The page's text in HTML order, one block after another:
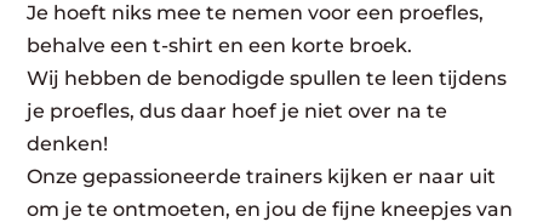
Je hoeft niks mee te nemen voor een proefles,
behalve een t-shirt en een korte broek.
Wij hebben de benodigde spullen te leen tijdens
je proefles, dus daar hoef je niet over na te
denken!
Onze gepassioneerde trainers kijken er naar uit
om je te ontmoeten, en jou de fijne kneepjes van